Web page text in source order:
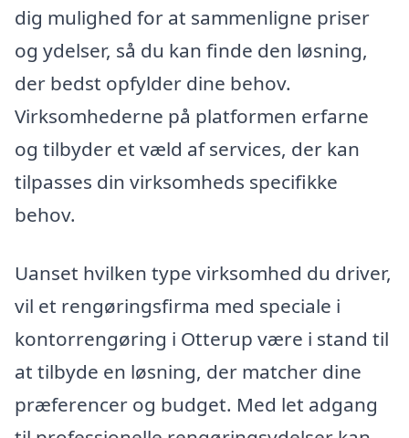
dig mulighed for at sammenligne priser
og ydelser, så du kan finde den løsning,
der bedst opfylder dine behov.
Virksomhederne på platformen erfarne
og tilbyder et væld af services, der kan
tilpasses din virksomheds specifikke
behov.
Uanset hvilken type virksomhed du driver,
vil et rengøringsfirma med speciale i
kontorrengøring i Otterup være i stand til
at tilbyde en løsning, der matcher dine
præferencer og budget. Med let adgang